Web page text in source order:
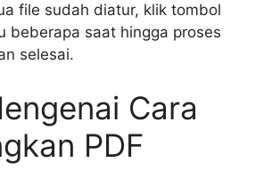
file sudah diatur, klik tombol
beberapa saat hingga proses
selesai.
Cara
PDF